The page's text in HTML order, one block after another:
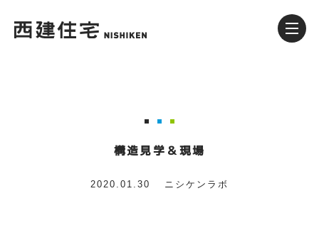
構造見学＆現場
2020.01.30 ニシケンラボ